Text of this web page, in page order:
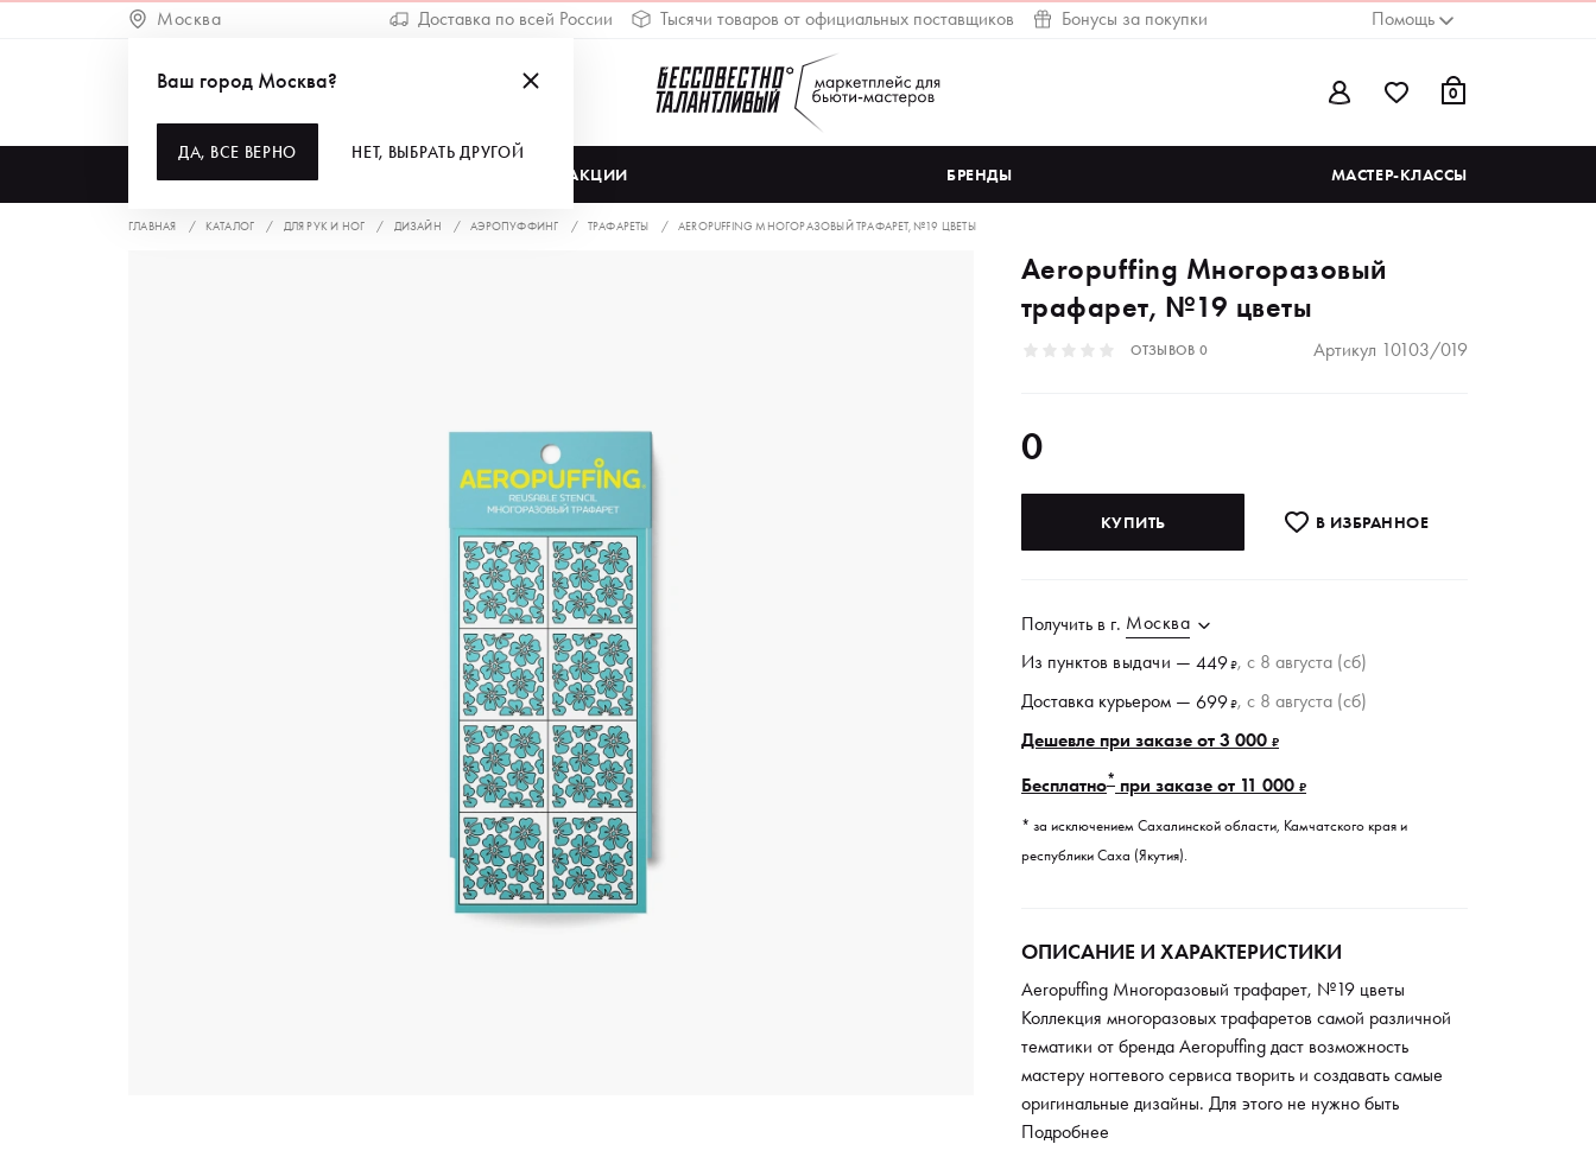
Москва Доставка по всей России Тысячи товаров от официальных поставщиков Бонусы за покупки Помощь
0
АКЦИИ БРЕНДЫ МАСТЕР-КЛАССЫ
Ваш город Москва?
ДА, ВСЕ ВЕРНО НЕТ, ВЫБРАТЬ ДРУГОЙ
ГЛАВНАЯ КАТАЛОГ ДЛЯ РУК И НОГ ДИЗАЙН АЭРОПУФФИНГ ТРАФАРЕТЫ AEROPUFFING МНОГОРАЗОВЫЙ ТРАФАРЕТ, №19 ЦВЕТЫ
Aeropuffing Многоразовый
трафарет, №19 цветы
ОТЗЫВОВ 0 Артикул 10103/019
0
КУПИТЬ В ИЗБРАННОE
Получить в г. Москва
Из пунктов выдачи —449₽, c 8 августа (сб)
Доставка курьером —699₽, c 8 августа (сб)
Дешевле при заказе от 3 000₽
Бесплатно* при заказе от 11 000₽
* за исключением Сахалинской области, Камчатского края и
республики Саха (Якутия).
ОПИСАНИЕ И ХАРАКТЕРИСТИКИ
Aeropuffing Многоразовый трафарет, №19 цветы
Коллекция многоразовых трафаретов самой различной
тематики от бренда Aeropuffing даст возможность
мастеру ногтевого сервиса творить и создавать самые
оригинальные дизайны. Для этого не нужно быть
профессиональным художником, несколько секунд - и на
Подробнее